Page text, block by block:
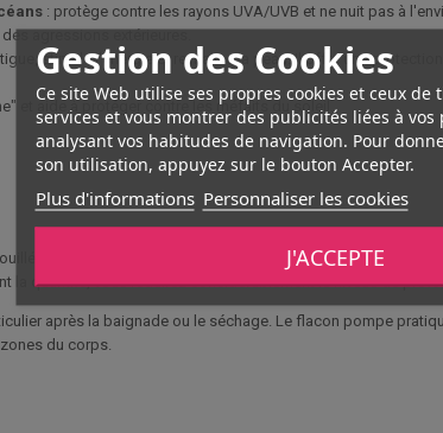
Gestion des Cookies
Ce site Web utilise ses propres cookies et ceux
services et vous montrer des publicités liées à vos
analysant vos habitudes de navigation. Pour
son utilisation, appuyez sur le bouton Accepter.
Plus d'informations Personnaliser les cookies
J'ACCEPTE
: protège contre les rayons UVA/UVB et ne nuit pas à
agressions extérieures.
stimule l'énergie et revitalise la peau. Il offre une protection
et aide à protéger contre les méfaits du soleil.
avant de s'exposer au soleil, puis toutes les 2 heures et
la quantité, vous réduirez considérablement le niveau de
après la baignade ou le séchage. Le flacon pompe
du corps.